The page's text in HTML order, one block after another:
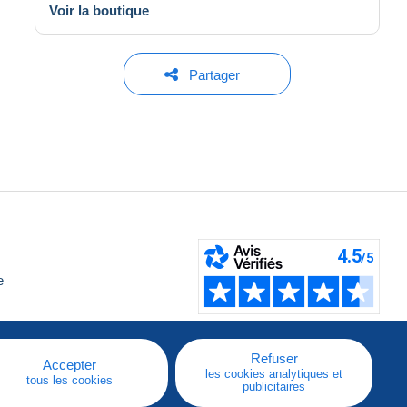
Voir la boutique
Partager
Accepter
tous les cookies
Refuser
les cookies analytiques et
publicitaires